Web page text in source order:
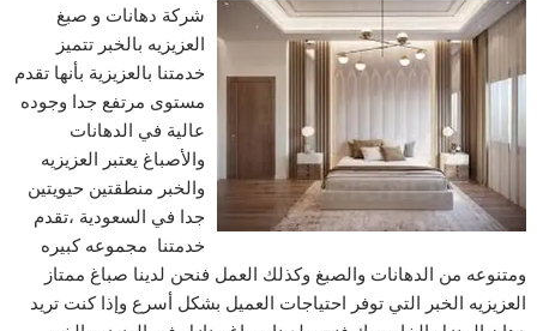
شركة دهانات و صبغ
العزيزيه بالخبر تتميز
خدمتنا بالعزيزية بأنها تقدم
مستوى مرتفع جدا وجوده
عالية في الدهانات
والأصباغ يعتبر العزيزيه
والخبر منطقتين حيويتين
جدا في السعودية ،تقدم
خدمتنا مجموعه كبيره
ومتنوعه من الدهانات والصبغ وكذلك العمل فنحن لدينا صباغ ممتاز
العزيزيه الخبر التي توفر احتياجات العميل بشكل أسرع وإذا كنت تريد